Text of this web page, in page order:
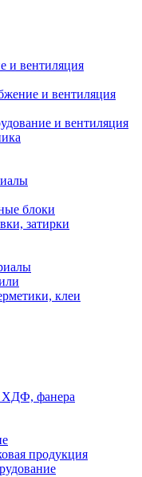
и вентиляция
и вентиляция
и вентиляция
блоки
затирки
клеи
фанера
продукция